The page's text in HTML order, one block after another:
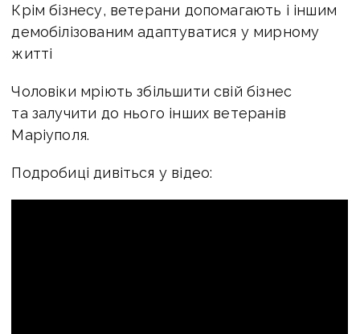
Крім бізнесу, ветерани допомагають і іншим
демобілізованим адаптуватися у мирному
житті
Чоловіки мріють збільшити свій бізнес
та залучити до нього інших ветеранів
Маріуполя.
Подробиці дивіться у відео: